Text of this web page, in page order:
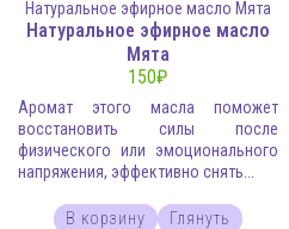
Натуральное эфирное масло
Мята
150₽
Аромат этого масла поможет
восстановить силы после
физического или эмоционального
напряжения, эффективно снять...
В корзину Глянуть